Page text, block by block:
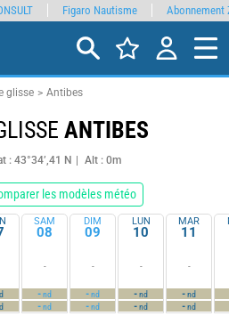
glisse Antibes
ANTIBES
: 43°34’,41 N Alt : 0m
les modèles météo
SAM
08
-
-nd
-nd
DIM
09
-
-nd
-nd
LUN
10
-
-nd
-nd
MAR
11
-
-nd
-nd
Figaro Nautisme Abonnement